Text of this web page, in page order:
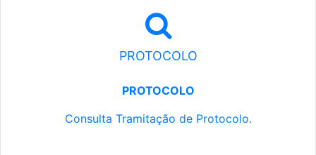
PROTOCOLO
PROTOCOLO
Consulta Tramitação de Protocolo.